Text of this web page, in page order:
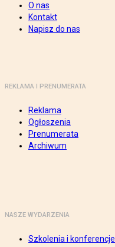
O nas
Kontakt
Napisz do nas
REKLAMA I PRENUMERATA
Reklama
Ogłoszenia
Prenumerata
Archiwum
NASZE WYDARZENIA
Szkolenia i konferencje